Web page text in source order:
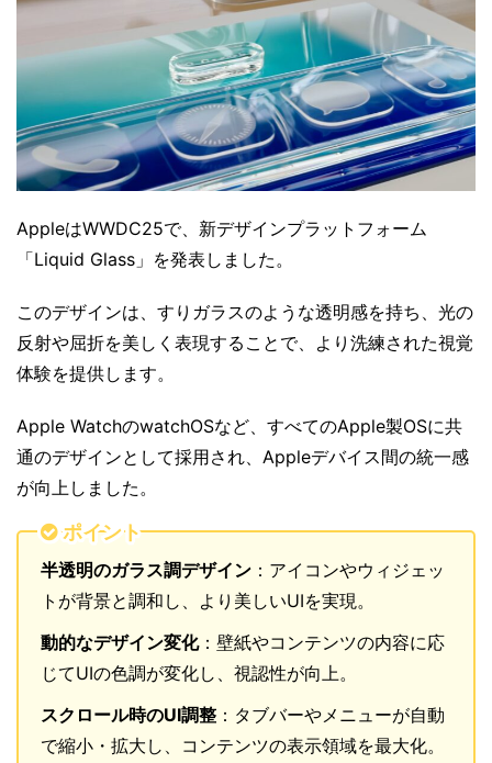
AppleはWWDC25で、新デザインプラットフォーム
「Liquid Glass」を発表しました。
このデザインは、すりガラスのような透明感を持ち、光の
反射や屈折を美しく表現することで、より洗練された視覚
体験を提供します。
Apple WatchのwatchOSなど、すべてのApple製OSに共
通のデザインとして採用され、Appleデバイス間の統一感
が向上しました。
ポイント
半透明のガラス調デザイン ：アイコンやウィジェッ
トが背景と調和し、より美しいUIを実現。
動的なデザイン変化：壁紙やコンテンツの内容に応
じてUIの色調が変化し、視認性が向上。
スクロール時のUI調整 ：タブバーやメニューが自動
で縮小・拡大し、コンテンツの表示領域を最大化。